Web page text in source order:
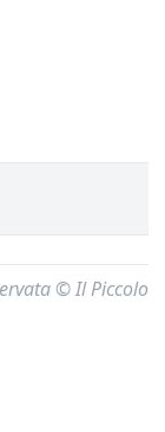
© Il Piccolo